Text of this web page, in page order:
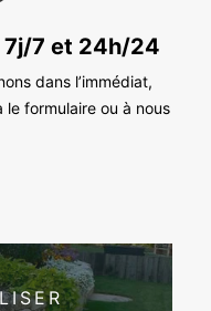
7j/7 et 24h/24
dans l’immédiat,
le formulaire ou à nous